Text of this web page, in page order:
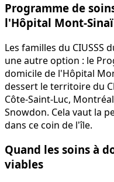
Programme de
l'Hôpital Mont-Sinaï
Les familles du CIUSSS
une autre option : le
domicile de l'Hôpital
dessert le territoire du
Côte-Saint-Luc,
Snowdon. Cela vaut la
dans ce coin de l'île.
Quand les soins à
viables